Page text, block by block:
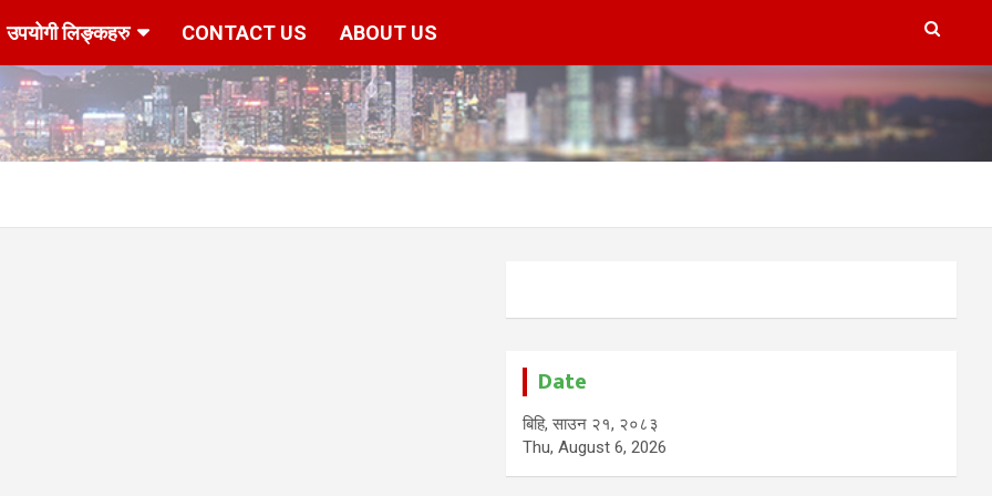
उपयोगी लिङ्कहरु CONTACT US ABOUT US
Date
बिहि, साउन २१, २०८३
Thu, August 6, 2026